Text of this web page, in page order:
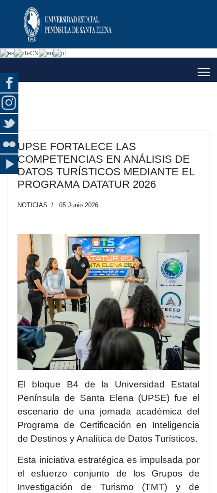
UPSE FORTALECE LAS
COMPETENCIAS EN ANÁLISIS DE
DATOS TURÍSTICOS MEDIANTE EL
PROGRAMA DATATUR 2026
NOTICIAS 05 Junio 2026
El bloque B4 de la Universidad Estatal
Península de Santa Elena (UPSE) fue el
escenario de una jornada académica del
Programa de Certificación en Inteligencia
de Destinos y Analítica de Datos Turísticos.
Esta iniciativa estratégica es impulsada por
el esfuerzo conjunto de los Grupos de
Investigación de Turismo (TMT) y de